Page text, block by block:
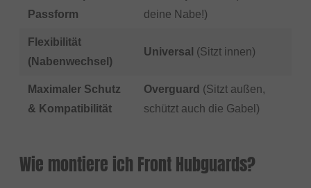
Passform
deine Nabe!)
Flexibilität
(Nabenwechsel)
Universal (Sitzt innen)
Maximaler Schutz
& Kompatibilität
Overguard (Sitzt außen,
schützt auch die Gabel)
Wie montiere ich Front Hubguards?